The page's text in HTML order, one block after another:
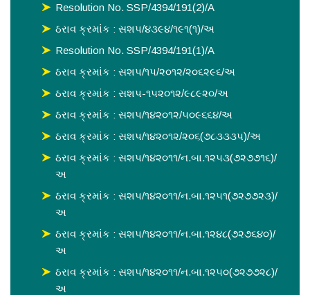
Resolution No. SSP/4394/191(2)/A
ઠરાવ ક્રમાંક : સશપ/૪૩૯૪/૧૯૧(૧)/અ
Resolution No. SSP/4394/191(1)/A
ઠરાવ ક્રમાંક : સશપ/૧૫/૨૦૧૨/૨૦૬૨૯૬/અ
ઠરાવ ક્રમાંક : સશપ-૧૫૨૦૧૨/૯૮૯૨૦/અ
ઠરાવ ક્રમાંક : સશપ/૧૪૨૦૧૨/૫૦૯૬૬૪/અ
ઠરાવ ક્રમાંક : સશપ/૧૪૨૦૧૨/૨૦૬(૭૮૩૩૩૫)/અ
ઠરાવ ક્રમાંક : સશપ/૧૪૨૦૧૧/ન.બા.૧૨૫૩(૭૨૭૭૧૬)/
અ
ઠરાવ ક્રમાંક : સશપ/૧૪૨૦૧૧/ન.બા.૧૨૫૧(૭૨૭૭૨૩)/
અ
ઠરાવ ક્રમાંક : સશપ/૧૪૨૦૧૧/ન.બા.૧૨૪૮(૭૨૭૬૪૦)/
અ
ઠરાવ ક્રમાંક : સશપ/૧૪૨૦૧૧/ન.બા.૧૨૫૦(૭૨૭૭૨૮)/
અ